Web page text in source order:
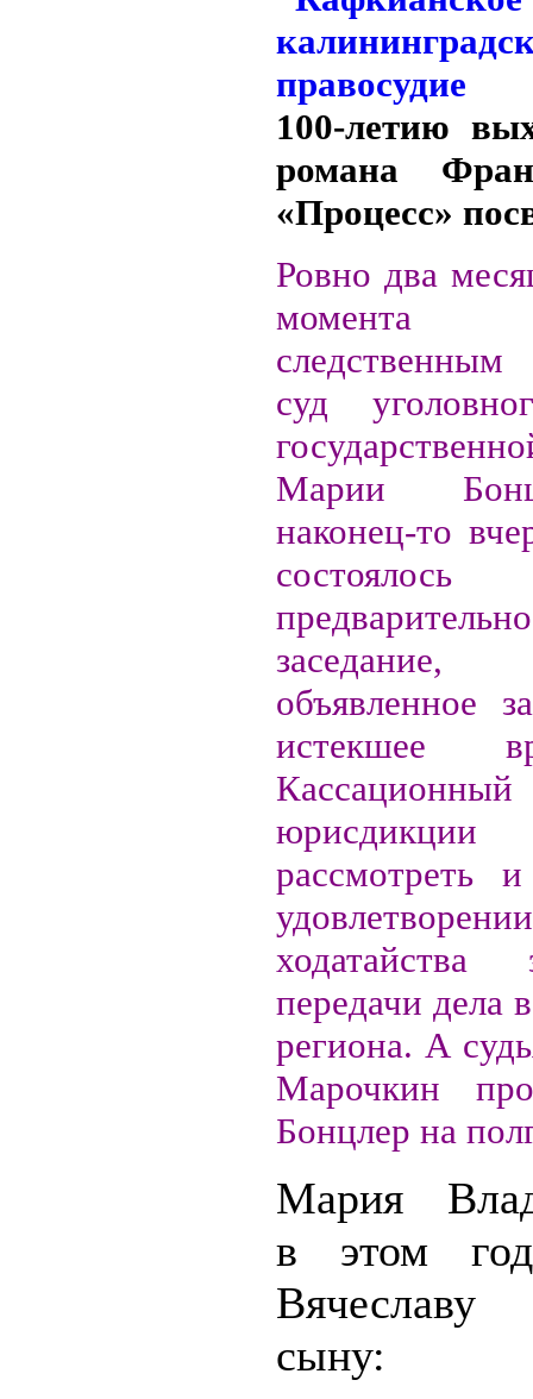
100-летию
романа
«Процесс»
Ровно два
момента
суд
Марии
наконец-то
состоялось
заседание,
объявленное
истекшее
рассмотреть
удовлетворении
передачи дела
региона. А
Марочкин
Бонцлер на
Мария
в этом
Вячеславу
сыну: